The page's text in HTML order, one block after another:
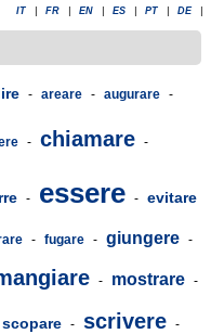
IT FR EN ES PT DE
- areare - augurare -
- chiamare -
- essere - evitare
- fugare - giungere -
- mostrare -
scopare - scrivere -